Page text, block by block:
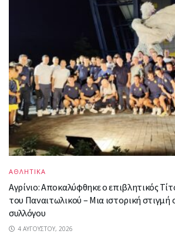
ΑΘΛΗΤΙΚΑ
Αγρίνιο: Αποκαλύφθηκε ο επιβλητικός
του Παναιτωλικού – Μια ιστορική στιγμή
συλλόγου
4 ΑΥΓΟΎΣΤΟΥ, 2026